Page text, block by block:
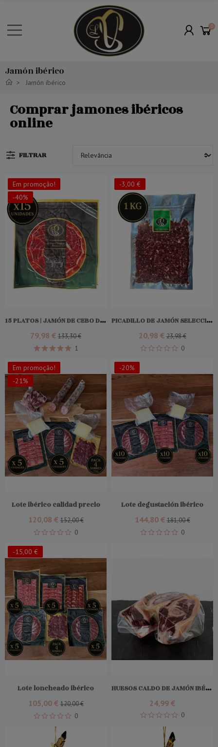
0
Jamón ibérico
Jamón ibérico
Comprar jamones ibéricos
online
FILTRAR
Em promoção!
-40%
15 PLATOS | JAMÓN DE CEBO DE CAMPO IBÉRICO 50% RAZA IBÉRICO
79,98 € 133,30 €
1
-3,00 €
PICADILLO DE JAMÓN SELECCIÓN ORO
20,98 €23,98 €
0
Em promoção!
-21%
Lote ibérico calidad precio
120,08 €152,00 €
0
-20%
Lote degustación ibérico
144,80 €181,00 €
0
-15,00 €
Lote loncheado ibérico
105,00 €120,00 €
0
HUESOS CALDO DE JAMÓN IBÉRICO | 5KG
24,99 €
0